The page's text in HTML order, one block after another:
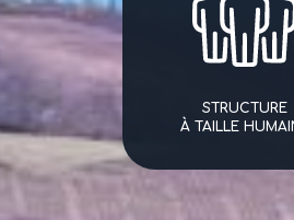
STRUCTURE
À TAILLE